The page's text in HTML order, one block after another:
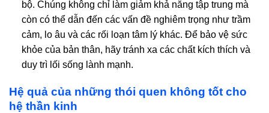
bộ. Chúng không chỉ làm giảm khả năng tập trung mà
còn có thể dẫn đến các vấn đề nghiêm trọng như trầm
cảm, lo âu và các rối loạn tâm lý khác. Để bảo vệ sức
khỏe của bản thân, hãy tránh xa các chất kích thích và
duy trì lối sống lành mạnh.
Hệ quả của những thói quen không tốt cho
hệ thần kinh